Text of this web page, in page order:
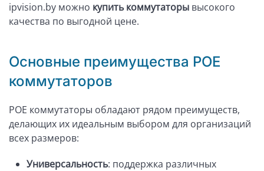
ipvision.by можно купить коммутаторы высокого
качества по выгодной цене.
Основные преимущества POE
коммутаторов
POE коммутаторы обладают рядом преимуществ,
делающих их идеальным выбором для организаций
всех размеров:
Универсальность: поддержка различных